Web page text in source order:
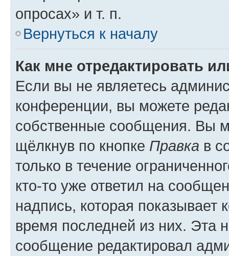
опросах» и т. п.
Вернуться к началу
Как мне отредактировать
Если вы не являетесь
конференции, вы можете
собственные сообщения. Вы
щёлкнув по кнопке Правка в
только в течение
кто-то уже ответил на
надпись, которая показывает
время последней из них. Эта
сообщение редактировал